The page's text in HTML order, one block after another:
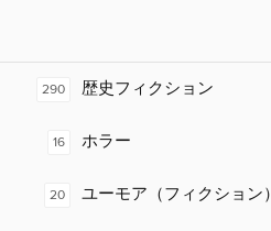
290 歴史フィクション
16 ホラー
20 ユーモア（フィクション）